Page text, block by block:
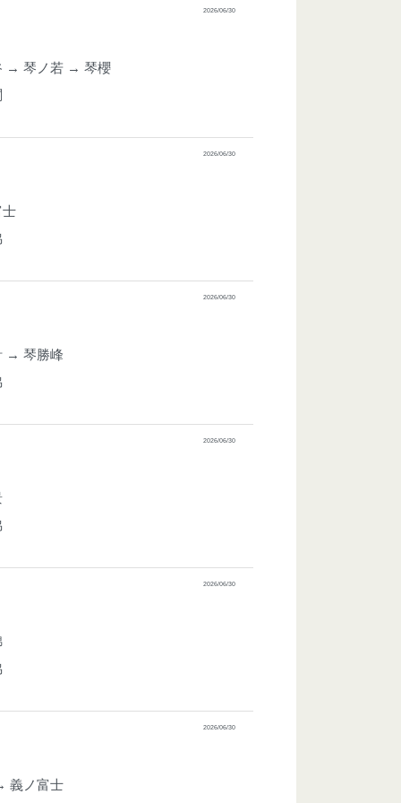
2026/06/30
→ 琴ノ若 → 琴櫻
2026/06/30
士
2026/06/30
→ 琴勝峰
2026/06/30
2026/06/30
2026/06/30
義ノ富士